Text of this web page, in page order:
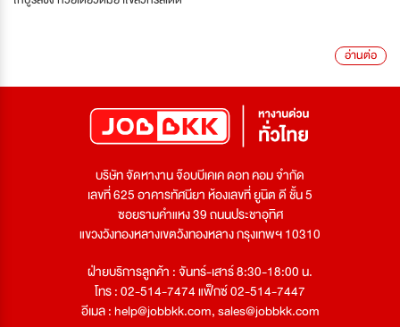
อ่านต่อ
บริษัท จัดหางาน จ๊อบบีเคเค ดอท คอม จำกัด
เลขที่ 625 อาคารทัศนียา ห้องเลขที่ ยูนิต ดี ชั้น 5
ซอยรามคำแหง 39 ถนนประชาอุทิศ
แขวงวังทองหลางเขตวังทองหลาง กรุงเทพฯ 10310
ฝ่ายบริการลูกค้า : จันทร์-เสาร์ 8:30-18:00 น.
โทร : 02-514-7474 แฟ็กซ์ 02-514-7447
อีเมล :help@jobbkk.com,sales@jobbkk.com